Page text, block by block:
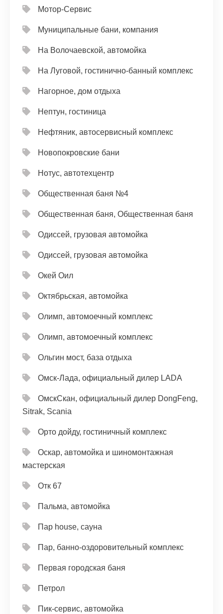
Мотор-Сервис
Муниципальные бани, компания
На Волочаевской, автомойка
На Луговой, гостинично-банный комплекс
Нагорное, дом отдыха
Нептун, гостиница
Нефтяник, автосервисный комплекс
Новопокровские бани
Нотус, автотехцентр
Общественная баня №4
Общественная баня, Общественная баня
Одиссей, грузовая автомойка
Одиссей, грузовая автомойка
Окей Оил
Октябрьская, автомойка
Олимп, автомоечный комплекс
Олимп, автомоечный комплекс
Ольгин мост, база отдыха
Омск-Лада, официальный дилер LADA
ОмскСкан, официальный дилер DongFeng,
Sitrak, Scania
Орто дойду, гостиничный комплекс
Оскар, автомойка и шиномонтажная
мастерская
Отк 67
Пальма, автомойка
Пар house, сауна
Пар, банно-оздоровительный комплекс
Первая городская баня
Петрол
Пик-сервис, автомойка